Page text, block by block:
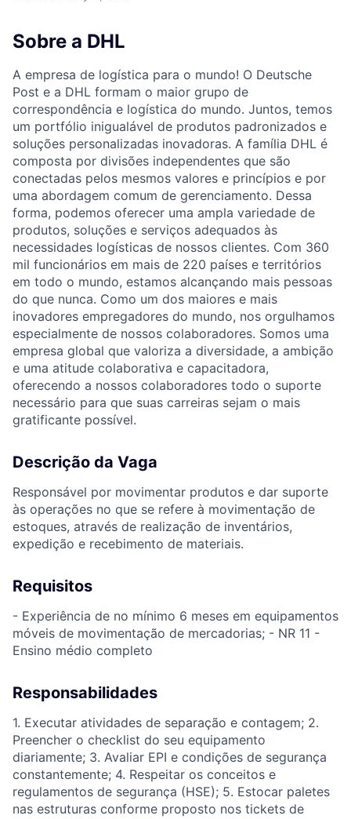
Sobre a DHL
A empresa de logística para o mundo! O Deutsche
Post e a DHL formam o maior grupo de
correspondência e logística do mundo. Juntos, temos
um portfólio inigualável de produtos padronizados e
soluções personalizadas inovadoras. A família DHL é
composta por divisões independentes que são
conectadas pelos mesmos valores e princípios e por
uma abordagem comum de gerenciamento. Dessa
forma, podemos oferecer uma ampla variedade de
produtos, soluções e serviços adequados às
necessidades logísticas de nossos clientes. Com 360
mil funcionários em mais de 220 países e territórios
em todo o mundo, estamos alcançando mais pessoas
do que nunca. Como um dos maiores e mais
inovadores empregadores do mundo, nos orgulhamos
especialmente de nossos colaboradores. Somos uma
empresa global que valoriza a diversidade, a ambição
e uma atitude colaborativa e capacitadora,
oferecendo a nossos colaboradores todo o suporte
necessário para que suas carreiras sejam o mais
gratificante possível.
Descrição da Vaga
Responsável por movimentar produtos e dar suporte
às operações no que se refere à movimentação de
estoques, através de realização de inventários,
expedição e recebimento de materiais.
Requisitos
- Experiência de no mínimo 6 meses em equipamentos
móveis de movimentação de mercadorias; - NR 11 -
Ensino médio completo
Responsabilidades
1. Executar atividades de separação e contagem; 2.
Preencher o checklist do seu equipamento
diariamente; 3. Avaliar EPI e condições de segurança
constantemente; 4. Respeitar os conceitos e
regulamentos de segurança (HSE); 5. Estocar paletes
nas estruturas conforme proposto nos tickets de